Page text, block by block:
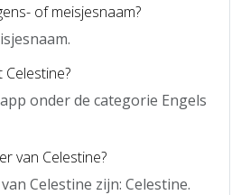
of meisjesnaam?
onder de categorie Engels
van Celestine?
Celestine zijn: Celestine.